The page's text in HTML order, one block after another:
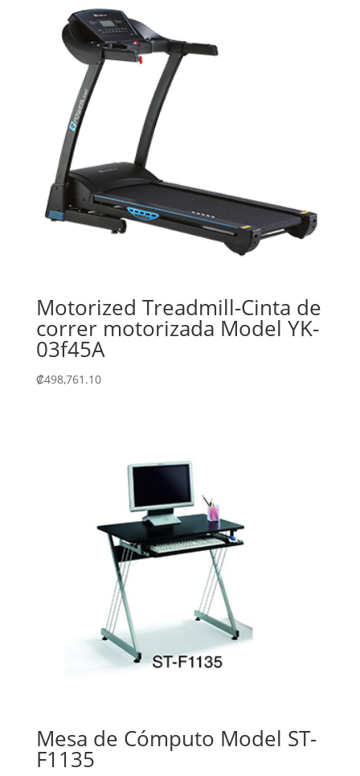
Motorized Treadmill-Cinta de
correr motorizada Model YK-
03f45A
₡498,761.10
Mesa de Cómputo Model ST-
F1135